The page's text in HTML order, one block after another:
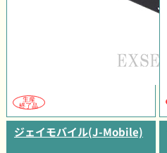
生産
終了品
ジェイモバイル(J-Mobile)